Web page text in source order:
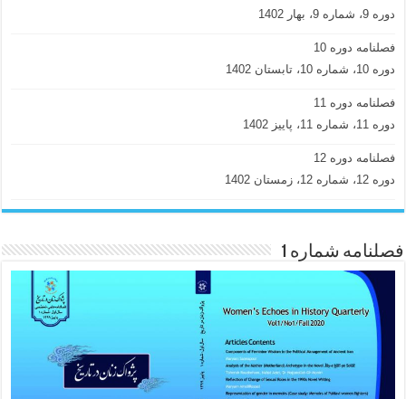
دوره 9، شماره 9، بهار 1402
فصلنامه دوره 10
دوره 10، شماره 10، تابستان 1402
فصلنامه دوره 11
دوره 11، شماره 11، پاییز 1402
فصلنامه دوره 12
دوره 12، شماره 12، زمستان 1402
فصلنامه شماره 1